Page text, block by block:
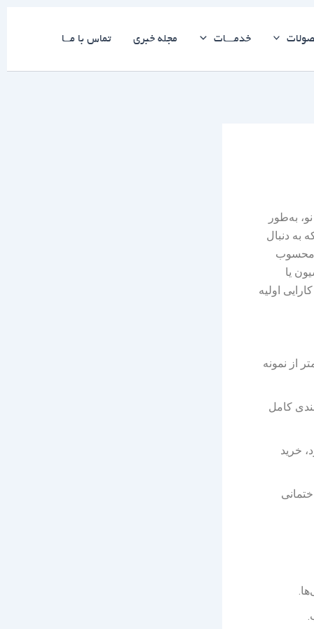
خدمـــات مجله خبری تماس با مــا
به‌طور
به دنبال
محسوب
یا
اولیه
دوم سالم می‌تواند تا ۵۰٪ کمتر از نمونه
کامل
خرید